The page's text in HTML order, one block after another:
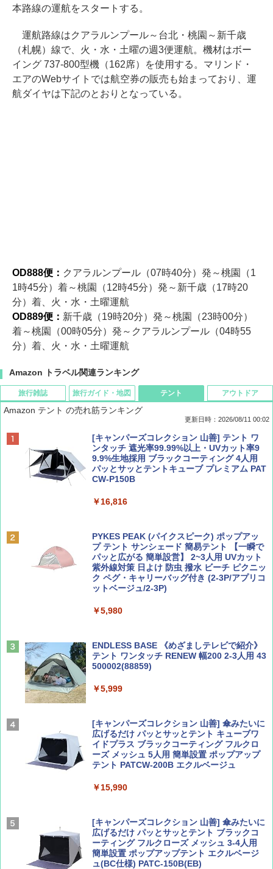
本路線の運航をスタートする。
運航路線はクアラルンプール～台北・桃園～新千歳
（札幌）線で、火・水・土曜の週3便運航。機材はボー
イング 737-800型機（162席）を使用する。マリンド・
エアのWebサイトでは航空券の販売も始まっており、運
航ダイヤは下記のとおりとなっている。
OD888便： クアラルンプール（07時40分）発～桃園（1
1時45分）着～桃園（12時45分）発～新千歳（17時20
分）着、火・水・土曜運航
OD889便： 新千歳（19時20分）発～桃園（23時00分）
着～桃園（00時05分）発～クアラルンプール（04時55
分）着、火・水・土曜運航
Amazon トラベル関連ランキング
旅行雑誌
BE-PAL(ビ-パル) 2026年 10 月号【特別付録:
ノルディスク 4ホール鋳鉄スキレット】
￥1,540
￥1,500
サライ 2026年 9月号 [雑誌]
￥600
ディズニーファン ２０２６年 ９月号 [雑
山と溪谷 2026年8月号「南アルプス大全」
￥1,540
旅行ガイド・地図
地球の歩き方 スター・ウォーズ
￥2,695
￥2,079
A09 地球の歩き方 イタリア 2026～2027 地
A26 地球の歩き方 チェコ ポーランド スロヴ
パ
新しい日本地理 地図・統計・移動から読み
解く (講談社現代新書)
テント
Amazon テント の売れ筋ランキング
更新日時：2026/08/11 00:02
[キャンパーズコレクション 山善] テント ワ
ンタッチ 遮光率99.99%以上・UVカット率9
9.9%生地採用 ブラックコーティング 4人用
パッとサッとテントキューブ プレミアム PAT
CW-P150B
￥16,816
PYKES PEAK (パイクスピーク) ポップアッ
プ テント サンシェード 簡易テント 【一瞬で
パッと広がる 簡単設営】 2~3人用 UVカット
紫外線対策 日よけ 防虫 撥水 ビーチ ピクニッ
ク ペグ・キャリーバッグ付き (2-3P/アプリコ
ットベージュ/2-3P)
￥5,980
ENDLESS BASE 《めざましテレビで紹介》
テント ワンタッチ RENEW 幅200 2-3人用 43
500002(88859)
￥5,999
[キャンパーズコレクション 山善] 傘みたいに
広げるだけ パッとサッとテント キューブワ
イドプラス ブラックコーティング フルクロ
ーズ メッシュ 5人用 簡単設置 ポップアップ
テント PATCW-200B エクルベージュ
￥15,990
[キャンパーズコレクション 山善] 傘みたいに
広げるだけ パッとサッとテント ブラックコ
ーティング フルクローズ メッシュ 3-4人用
簡単設置 ポップアップテント エクルベージ
ュ(BC仕様) PATC-150B(EB)
アウトドア